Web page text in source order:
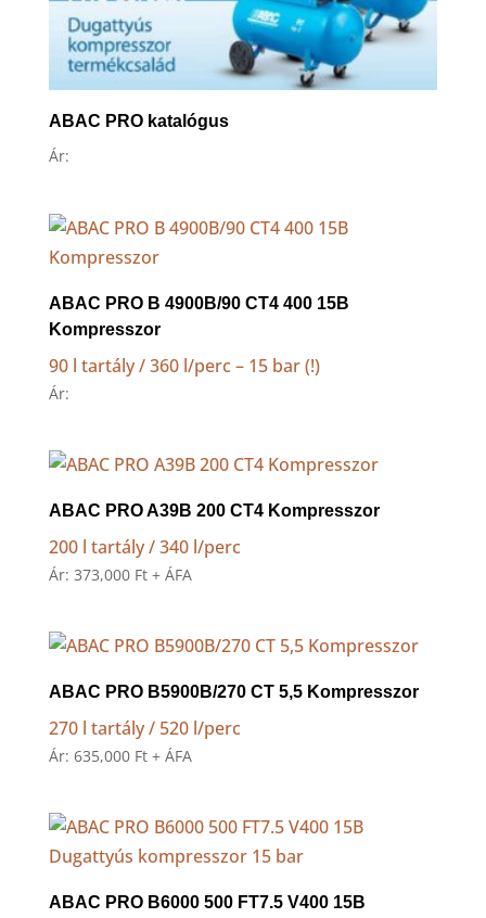
ABAC PRO katalógus
Ár:
ABAC PRO B 4900B/90 CT4 400 15B
Kompresszor
90 l tartály / 360 l/perc – 15 bar (!)
Ár:
ABAC PRO A39B 200 CT4 Kompresszor
200 l tartály / 340 l/perc
Ár: 373,000 Ft + ÁFA
ABAC PRO B5900B/270 CT 5,5 Kompresszor
270 l tartály / 520 l/perc
Ár: 635,000 Ft + ÁFA
ABAC PRO B6000 500 FT7.5 V400 15B